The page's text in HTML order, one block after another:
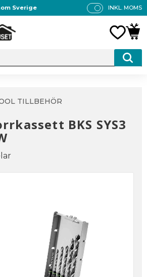
Sverige
P
INKL. MOMS
TILLBEHÖR
BKS SYS3